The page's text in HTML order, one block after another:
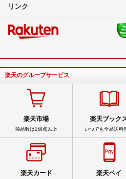
リンク
楽天のグループサービス
楽天市場
商品数は1億点以上
楽天ブック
いつでも全品送料
楽天カード 楽天ペイ